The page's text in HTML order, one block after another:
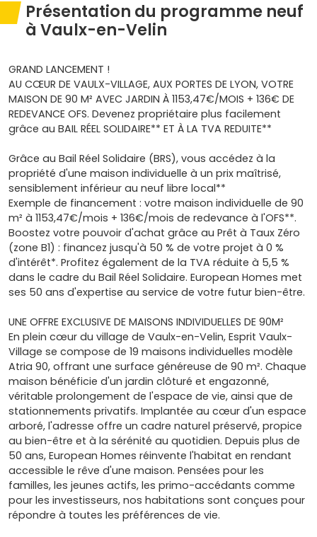
Présentation du programme neuf
à Vaulx-en-Velin
GRAND LANCEMENT !
AU CŒUR DE VAULX-VILLAGE, AUX PORTES DE LYON, VOTRE
MAISON DE 90 M² AVEC JARDIN À 1153,47€/MOIS + 136€ DE
REDEVANCE OFS. Devenez propriétaire plus facilement
grâce au BAIL RÉEL SOLIDAIRE** ET À LA TVA REDUITE**
Grâce au Bail Réel Solidaire (BRS), vous accédez à la
propriété d'une maison individuelle à un prix maîtrisé,
sensiblement inférieur au neuf libre local**
Exemple de financement : votre maison individuelle de 90
m² à 1153,47€/mois + 136€/mois de redevance à l'OFS**.
Boostez votre pouvoir d'achat grâce au Prêt à Taux Zéro
(zone B1) : financez jusqu'à 50 % de votre projet à 0 %
d'intérêt*. Profitez également de la TVA réduite à 5,5 %
dans le cadre du Bail Réel Solidaire. European Homes met
ses 50 ans d'expertise au service de votre futur bien-être.
UNE OFFRE EXCLUSIVE DE MAISONS INDIVIDUELLES DE 90M²
En plein cœur du village de Vaulx-en-Velin, Esprit Vaulx-
Village se compose de 19 maisons individuelles modèle
Atria 90, offrant une surface généreuse de 90 m². Chaque
maison bénéficie d'un jardin clôturé et engazonné,
véritable prolongement de l'espace de vie, ainsi que de
stationnements privatifs. Implantée au cœur d'un espace
arboré, l'adresse offre un cadre naturel préservé, propice
au bien-être et à la sérénité au quotidien. Depuis plus de
50 ans, European Homes réinvente l'habitat en rendant
accessible le rêve d'une maison. Pensées pour les
familles, les jeunes actifs, les primo-accédants comme
pour les investisseurs, nos habitations sont conçues pour
répondre à toutes les préférences de vie.